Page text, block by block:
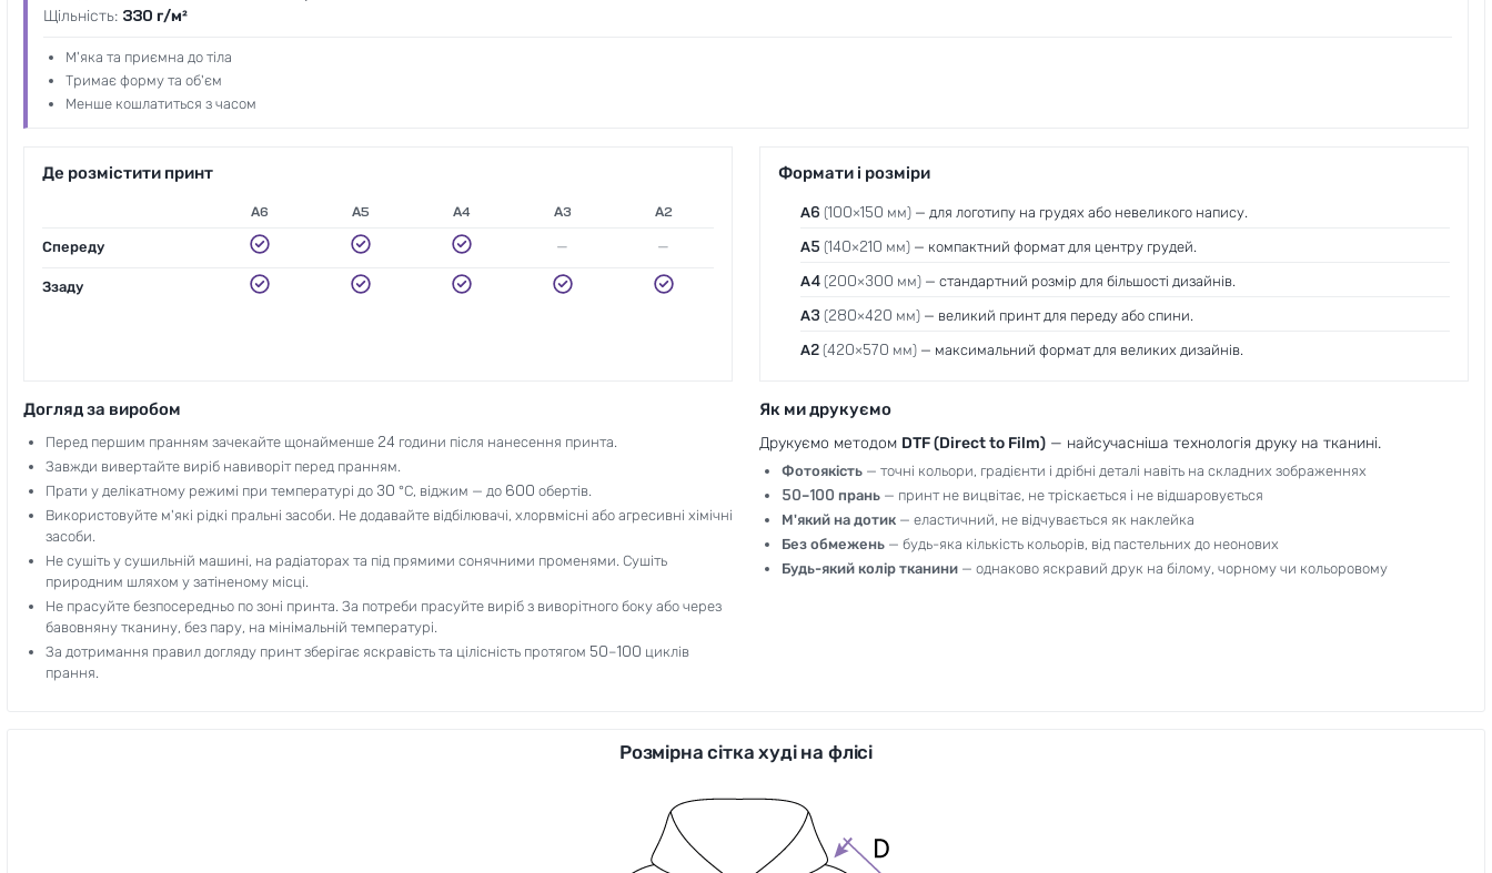
Щільність: 330 г/м²
М'яка та приємна до тіла
Тримає форму та об'єм
Менше кошлатиться з часом
Де розмістити принт
А6 А5 А4 А3 А2
Спереду — —
Ззаду
Формати і розміри
A6 (100×150 мм) — для логотипу на грудях або невеликого напису.
A5 (140×210 мм) — компактний формат для центру грудей.
A4 (200×300 мм) — стандартний розмір для більшості дизайнів.
A3 (280×420 мм) — великий принт для переду або спини.
A2 (420×570 мм) — максимальний формат для великих дизайнів.
Догляд за виробом
Перед першим пранням зачекайте щонайменше 24 години після нанесення принта.
Завжди вивертайте виріб навиворіт перед пранням.
Прати у делікатному режимі при температурі до 30 °C, віджим — до 600 обертів.
Використовуйте м'які рідкі пральні засоби. Не додавайте відбілювачі, хлорвмісні або агресивні хімічні
засоби.
Не сушіть у сушильній машині, на радіаторах та під прямими сонячними променями. Сушіть
природним шляхом у затіненому місці.
Не прасуйте безпосередньо по зоні принта. За потреби прасуйте виріб з виворітного боку або через
бавовняну тканину, без пару, на мінімальній температурі.
За дотримання правил догляду принт зберігає яскравість та цілісність протягом 50–100 циклів
прання.
Як ми друкуємо
Друкуємо методом DTF (Direct to Film) — найсучасніша технологія друку на тканині.
Фотоякість — точні кольори, градієнти і дрібні деталі навіть на складних зображеннях
50–100 прань — принт не вицвітає, не тріскається і не відшаровується
М'який на дотик — еластичний, не відчувається як наклейка
Без обмежень — будь-яка кількість кольорів, від пастельних до неонових
Будь-який колір тканини — однаково яскравий друк на білому, чорному чи кольоровому
Розмірна сітка худі на флісі